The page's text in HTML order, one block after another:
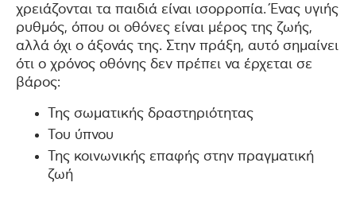
χρειάζονται τα παιδιά είναι ισορροπία. Ένας υγιής
ρυθμός, όπου οι οθόνες είναι μέρος της ζωής,
αλλά όχι ο άξονάς της. Στην πράξη, αυτό σημαίνει
ότι ο χρόνος οθόνης δεν πρέπει να έρχεται σε
βάρος:
Της σωματικής δραστηριότητας
Του ύπνου
Της κοινωνικής επαφής στην πραγματική
ζωή